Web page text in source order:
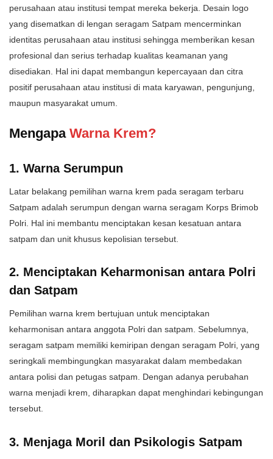
perusahaan atau institusi tempat mereka bekerja. Desain logo
yang disematkan di lengan seragam Satpam mencerminkan
identitas perusahaan atau institusi sehingga memberikan kesan
profesional dan serius terhadap kualitas keamanan yang
disediakan. Hal ini dapat membangun kepercayaan dan citra
positif perusahaan atau institusi di mata karyawan, pengunjung,
maupun masyarakat umum.
Mengapa Warna Krem?
1. Warna Serumpun
Latar belakang pemilihan warna krem pada seragam terbaru
Satpam adalah serumpun dengan warna seragam Korps Brimob
Polri. Hal ini membantu menciptakan kesan kesatuan antara
satpam dan unit khusus kepolisian tersebut.
2. Menciptakan Keharmonisan antara Polri
dan Satpam
Pemilihan warna krem bertujuan untuk menciptakan
keharmonisan antara anggota Polri dan satpam. Sebelumnya,
seragam satpam memiliki kemiripan dengan seragam Polri, yang
seringkali membingungkan masyarakat dalam membedakan
antara polisi dan petugas satpam. Dengan adanya perubahan
warna menjadi krem, diharapkan dapat menghindari kebingungan
tersebut.
3. Menjaga Moril dan Psikologis Satpam